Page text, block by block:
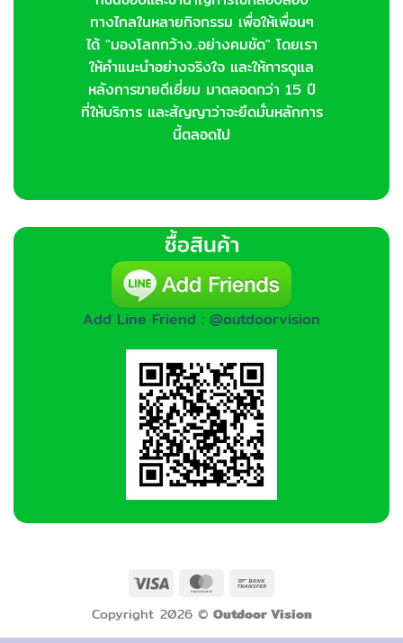
ทางไกลในหลายกิจกรรม เพื่อให้เพื่อนๆ
ได้ "มองโลกกว้าง..อย่างคมชัด" โดยเรา
ให้คำแนะนำอย่างจริงใจ และให้การดูแล
หลังการขายดีเยี่ยม มาตลอดกว่า 15 ปี
ที่ให้บริการ และสัญญาว่าจะยึดมั่นหลักการ
นี้ตลอดไป
ซื้อสินค้า
Add Line Friend : @outdoorvision
Visa MasterCard
Copyright 2026 © Outdoor Vision